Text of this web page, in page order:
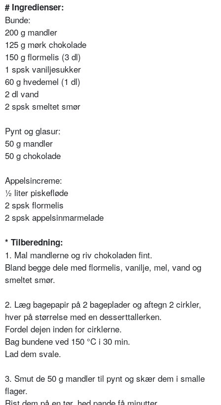
# Ingredienser:
Bunde:
200 g mandler
125 g mørk chokolade
150 g flormelis (3 dl)
1 spsk vaniljesukker
60 g hvedemel (1 dl)
2 dl vand
2 spsk smeltet smør
Pynt og glasur:
50 g mandler
50 g chokolade
Appelsincreme:
½ liter piskefløde
2 spsk flormelis
2 spsk appelsinmarmelade
* Tilberedning:
1. Mal mandlerne og riv chokoladen fint.
Bland begge dele med flormelis, vanilje, mel, vand og
smeltet smør.
2. Læg bagepapir på 2 bageplader og aftegn 2 cirkler,
hver på størrelse med en desserttallerken.
Fordel dejen inden for cirklerne.
Bag bundene ved 150 °C i 30 min.
Lad dem svale.
3. Smut de 50 g mandler til pynt og skær dem i smalle
flager.